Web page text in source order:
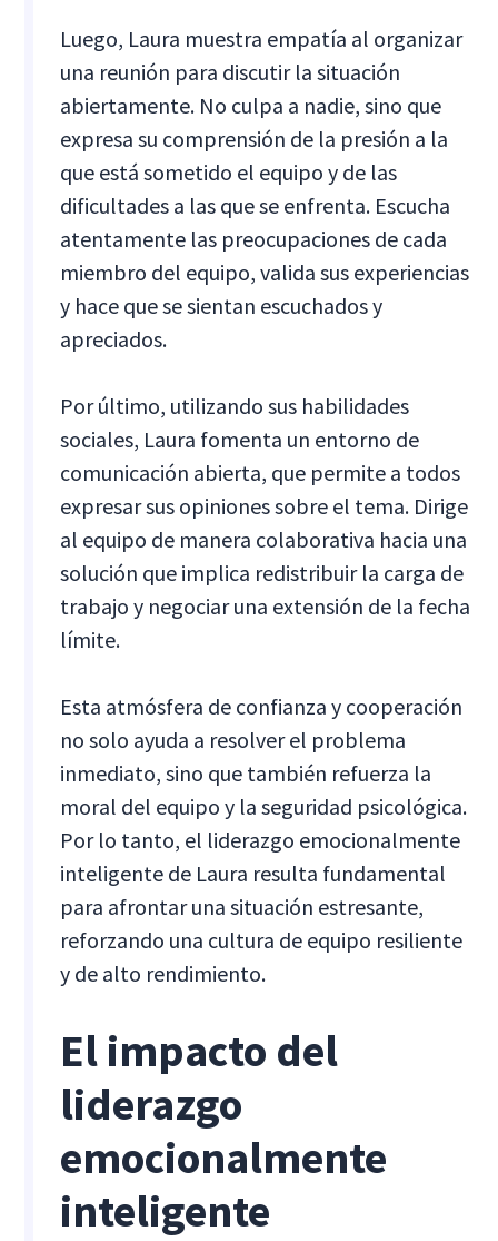
Luego, Laura muestra empatía al organizar
una reunión para discutir la situación
abiertamente. No culpa a nadie, sino que
expresa su comprensión de la presión a la
que está sometido el equipo y de las
dificultades a las que se enfrenta. Escucha
atentamente las preocupaciones de cada
miembro del equipo, valida sus experiencias
y hace que se sientan escuchados y
apreciados.
Por último, utilizando sus habilidades
sociales, Laura fomenta un entorno de
comunicación abierta, que permite a todos
expresar sus opiniones sobre el tema. Dirige
al equipo de manera colaborativa hacia una
solución que implica redistribuir la carga de
trabajo y negociar una extensión de la fecha
límite.
Esta atmósfera de confianza y cooperación
no solo ayuda a resolver el problema
inmediato, sino que también refuerza la
moral del equipo y la seguridad psicológica.
Por lo tanto, el liderazgo emocionalmente
inteligente de Laura resulta fundamental
para afrontar una situación estresante,
reforzando una cultura de equipo resiliente
y de alto rendimiento.
El impacto del
liderazgo
emocionalmente
inteligente